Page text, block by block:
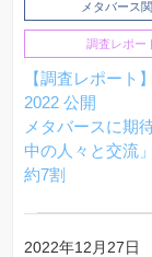
メタバース
調査レポー
【調査レポート
2022 公開
メタバースに期
中の人々と交流
約7割
2022年12月27日